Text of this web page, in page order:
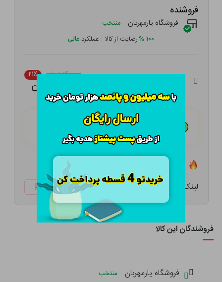
فروشنده
فروشگاه یارمهربان منتخب
۱۰۰ %رضایت از کالا | عملکرد عالی
۱۴۰,۰۰۰ تومان ۲۱٪
هـر قسط با تــرب‌پــی:
۴ قسط مــاهـانـه؛ بـدون سـود، چـک و ضـامـن
لینک کوتاه: ketabtala.com/sbp-54198
فروشندگان این کالا
فروشگاه یارمهربان
منتخب